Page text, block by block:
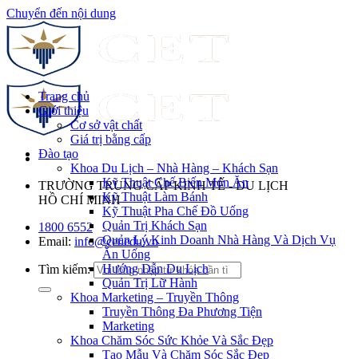
Chuyển đến nội dung
TRƯỜNG TRUNG CẤP KINH TẾ - DU LỊCH
HỒ CHÍ MINH
1800 6552
Email: info@cet.edu.vn
Tìm kiếm:
Trang chủ
Giới thiệu
Cơ sở vật chất
Giá trị bằng cấp
Đào tạo
Khoa Du Lịch – Nhà Hàng – Khách Sạn
Kỹ Thuật Chế Biến Món Ăn
Kỹ Thuật Làm Bánh
Kỹ Thuật Pha Chế Đồ Uống
Quản Trị Khách Sạn
Quản Lý Kinh Doanh Nhà Hàng Và Dịch Vụ
Ăn Uống
Hướng Dẫn Du Lịch
Quản Trị Lữ Hành
Khoa Marketing – Truyền Thông
Truyền Thông Đa Phương Tiện
Marketing
Khoa Chăm Sóc Sức Khỏe Và Sắc Đẹp
Tạo Mẫu Và Chăm Sóc Sắc Đẹp